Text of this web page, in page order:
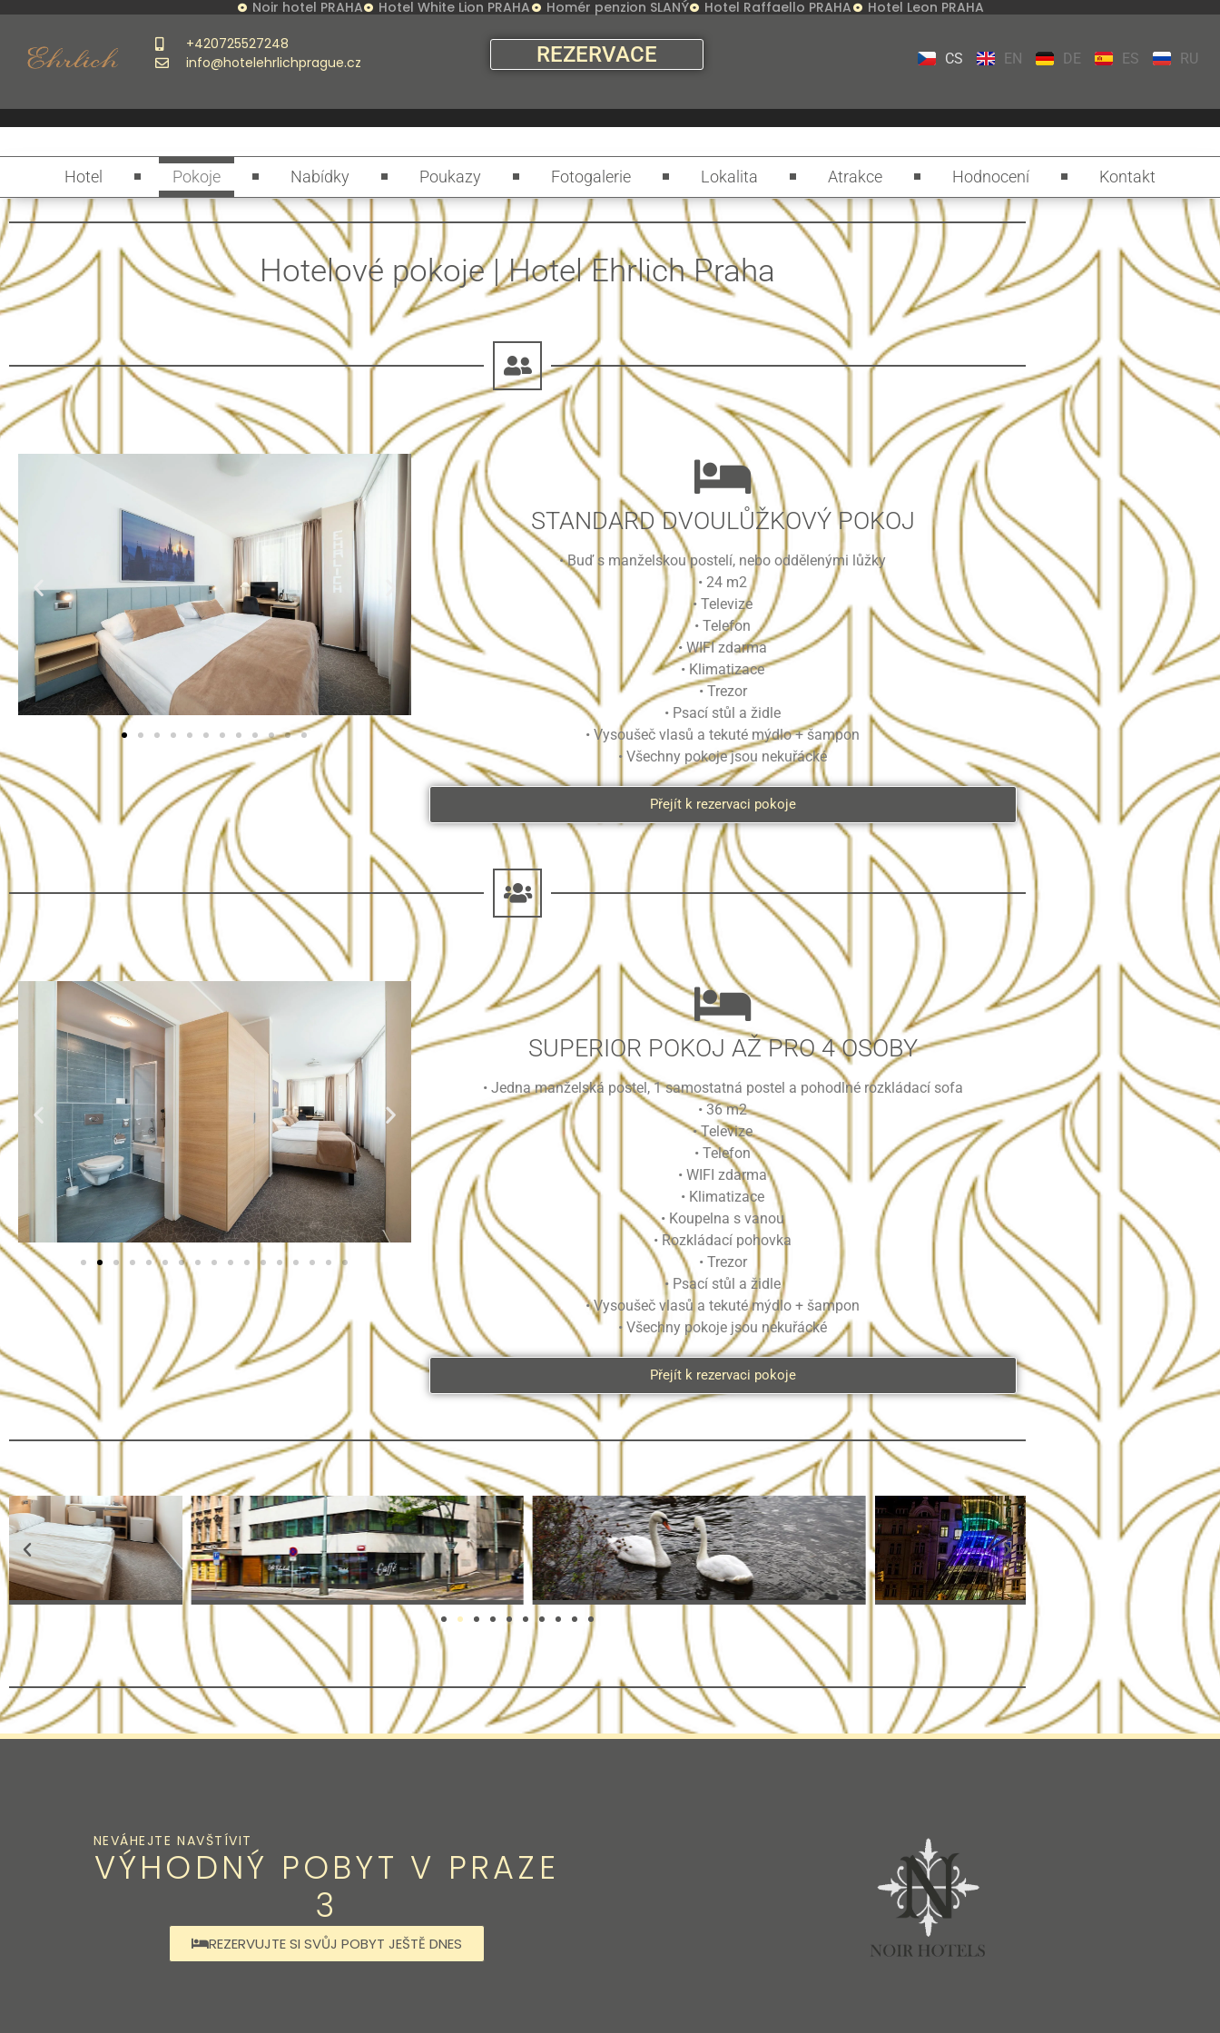
+420725527248
info@hotelehrlichprague.cz
REZERVACE CS EN DE ES RU
Noir hotel PRAHA Hotel White Lion PRAHA Homér penzion SLANÝ Hotel Raffaello PRAHA Hotel Leon PRAHA
Hotel Pokoje Nabídky Poukazy Fotogalerie Lokalita Atrakce Hodnocení Kontakt
Hotelové pokoje | Hotel Ehrlich Praha
STANDARD DVOULŮŽKOVÝ POKOJ
• Buď s manželskou postelí, nebo oddělenými lůžky
• 24 m2
• Televize
• Telefon
• WIFI zdarma
• Klimatizace
• Trezor
• Psací stůl a židle
• Vysoušeč vlasů a tekuté mýdlo + šampon
• Všechny pokoje jsou nekuřácké
Přejít k rezervaci pokoje
SUPERIOR POKOJ AŽ PRO 4 OSOBY
• Jedna manželská postel, 1 samostatná postel a pohodlné rozkládací sofa
• 36 m2
• Televize
• Telefon
• WIFI zdarma
• Klimatizace
• Koupelna s vanou
• Rozkládací pohovka
• Trezor
• Psací stůl a židle
• Vysoušeč vlasů a tekuté mýdlo + šampon
• Všechny pokoje jsou nekuřácké
Přejít k rezervaci pokoje
NEVÁHEJTE NAVŠTÍVIT
VÝHODNÝ POBYT V PRAZE
3
REZERVUJTE SI SVŮJ POBYT JEŠTĚ DNES